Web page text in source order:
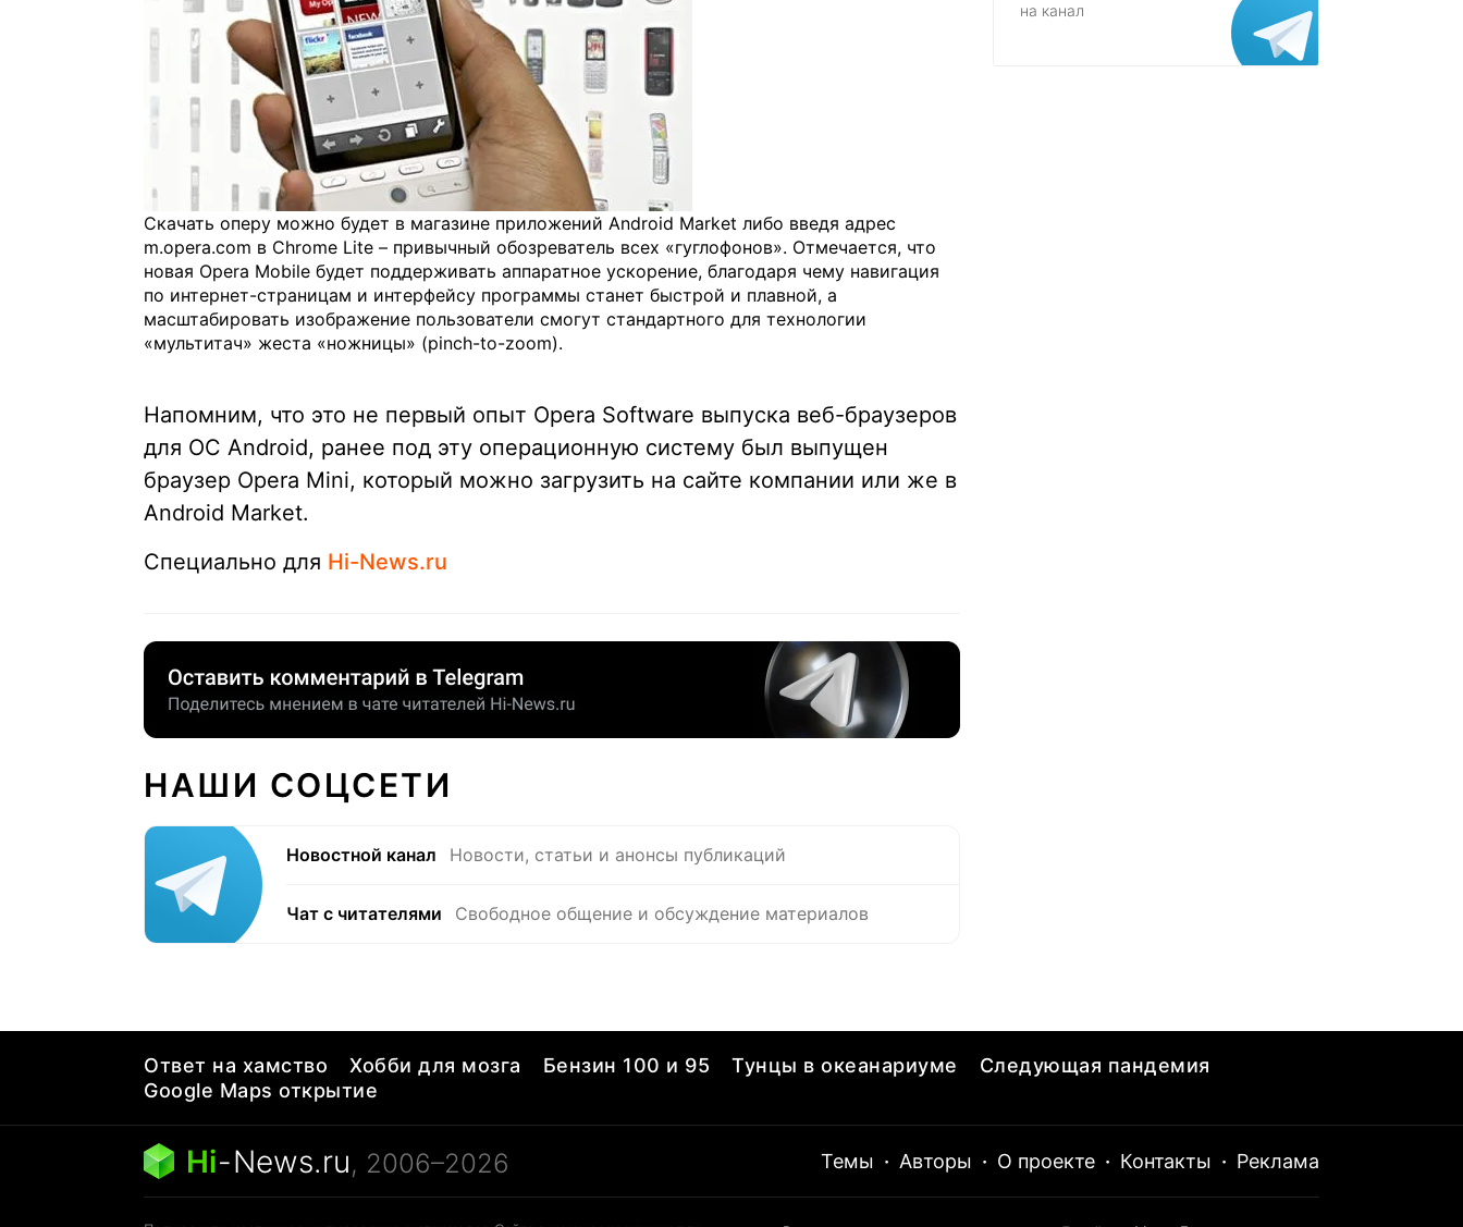
Скачать оперу можно будет в магазине приложений Android Market либо введя адрес
m.opera.com в Chrome Lite – привычный обозреватель всех «гуглофонов». Отмечается, что
новая Opera Mobile будет поддерживать аппаратное ускорение, благодаря чему навигация
по интернет-страницам и интерфейсу программы станет быстрой и плавной, а
масштабировать изображение пользователи смогут стандартного для технологии
«мультитач» жеста «ножницы» (pinch-to-zoom).
Напомним, что это не первый опыт Opera Software выпуска веб-браузеров
для ОС Android, ранее под эту операционную систему был выпущен
браузер Opera Mini, который можно загрузить на сайте компании или же в
Android Market.
Специально для Hi-News.ru
НАШИ СОЦСЕТИ
Новостной канал Новости, статьи и анонсы публикаций
Чат с читателями Свободное общение и обсуждение материалов
на канал
Ответ на хамство Хобби для мозга Бензин 100 и 95 Тунцы в океанариуме
Следующая пандемия
Google Maps открытие
Hi-News.ru, 2006–2026 Темы · Авторы · О проекте · Контакты · Реклама